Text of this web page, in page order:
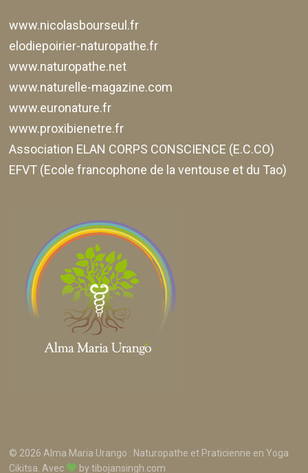
www.nicolasbourseul.fr
elodiepoirier-naturopathe.fr
www.naturopathe.net
www.naturelle-magazine.com
www.euronature.fr
www.proxibienetre.fr
Association ELAN CORPS CONSCIENCE (E.C.CO)
EFVT (Ecole francophone de la ventouse et du Tao)
© 2026 Alma Maria Urango : Naturopathe et Praticienne en Yoga
Cikitsa. Avec
bytibojansingh.com